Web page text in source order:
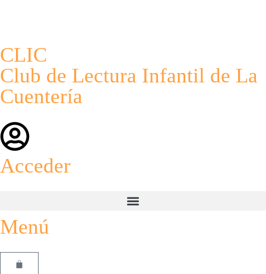
CLIC
Club de Lectura Infantil de La
Cuentería
Acceder
Menú